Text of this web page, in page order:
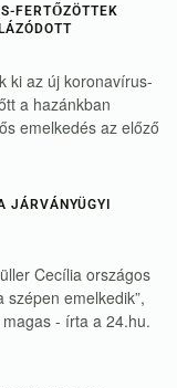
FERTŐZÖTTEK
ki az új koronavírus-
a hazánkban
emelkedés az előző
JÁRVÁNYÜGYI
Cecília országos
emelkedik”,
- írta a 24.hu.